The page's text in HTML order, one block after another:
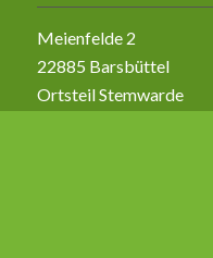
Meienfelde 2
22885 Barsbüttel
Ortsteil Stemwarde